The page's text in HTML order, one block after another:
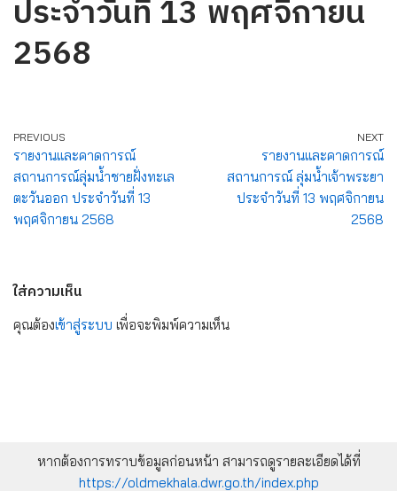
ประจำวันที่ 13 พฤศจิกายน
2568
PREVIOUS
รายงานและคาดการณ์
สถานการณ์ลุ่มน้ำชายฝั่งทะเล
ตะวันออก ประจำวันที่ 13
พฤศจิกายน 2568
NEXT
รายงานและคาดการณ์
สถานการณ์ ลุ่มน้ำเจ้าพระยา
ประจำวันที่ 13 พฤศจิกายน
2568
ใส่ความเห็น
คุณต้องเข้าสู่ระบบ เพื่อจะพิมพ์ความเห็น
หากต้องการทราบข้อมูลก่อนหน้า สามารถดูรายละเอียดได้ที่
https://oldmekhala.dwr.go.th/index.php